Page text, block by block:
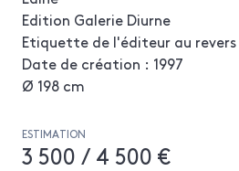
Edition Galerie Diurne
Etiquette de l'éditeur au revers
Date de création : 1997
Ø 198 cm
ESTIMATION
3 500 / 4 500 €